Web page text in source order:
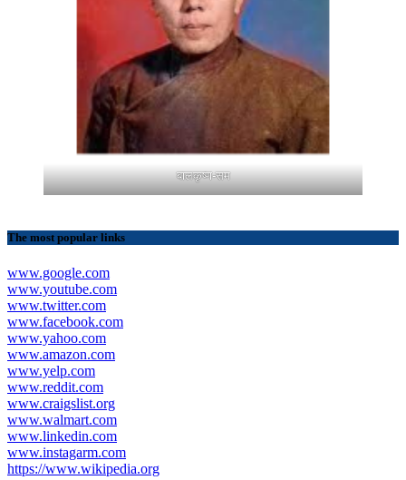
बालकृष्ण-सम
The most popular links
www.google.com
www.youtube.com
www.twitter.com
www.facebook.com
www.yahoo.com
www.amazon.com
www.yelp.com
www.reddit.com
www.craigslist.org
www.walmart.com
www.linkedin.com
www.instagarm.com
https://www.wikipedia.org